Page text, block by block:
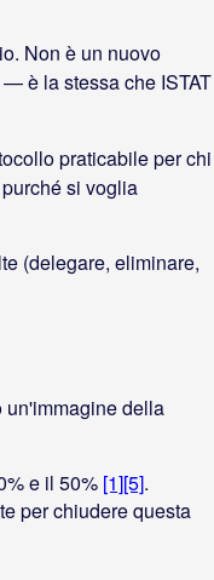
Non è un nuovo
— è la stessa che ISTAT
praticabile per chi
si voglia
(delegare, eliminare,
un'immagine della
e il 50% [1][5].
per chiudere questa